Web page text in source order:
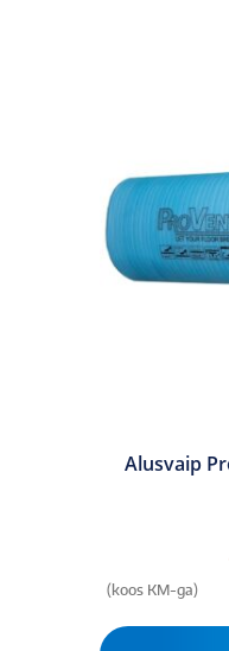
Alusvaip
(koos KM-ga)